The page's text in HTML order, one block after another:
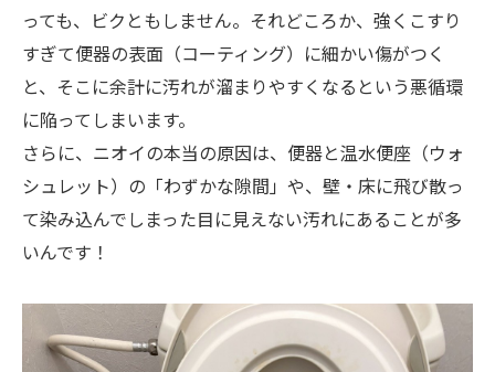
っても、ビクともしません。それどころか、強くこすり
すぎて便器の表面（コーティング）に細かい傷がつく
と、そこに余計に汚れが溜まりやすくなるという悪循環
に陥ってしまいます。
さらに、ニオイの本当の原因は、便器と温水便座（ウォ
シュレット）の「わずかな隙間」や、壁・床に飛び散っ
て染み込んでしまった目に見えない汚れにあることが多
いんです！